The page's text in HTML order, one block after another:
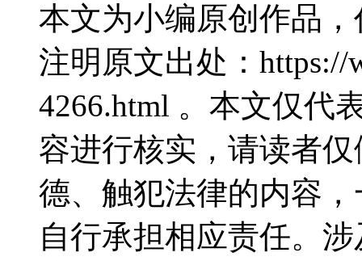
本文为小编原创作品
注明原文出处：https://
4266.html 。本文仅代
容进行核实，请读者
德、触犯法律的内容
自行承担相应责任。